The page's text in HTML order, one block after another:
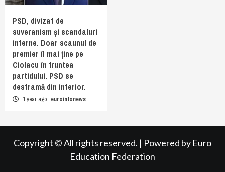
PSD, divizat de
suveranism și scandaluri
interne. Doar scaunul de
premier îl mai ține pe
Ciolacu în fruntea
partidului. PSD se
destramă din interior.
1 year ago euroinfonews
Copyright © All rights reserved. | Powered by Euro
Education Federation